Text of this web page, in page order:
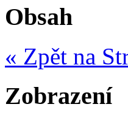
Obsah
« Zpět na
Zobrazení